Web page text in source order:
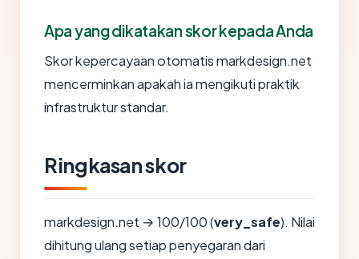
Apa yang dikatakan skor kepada Anda
Skor kepercayaan otomatis markdesign.net
mencerminkan apakah ia mengikuti praktik
infrastruktur standar.
Ringkasan skor
markdesign.net → 100/100 (very_safe). Nilai
dihitung ulang setiap penyegaran dari